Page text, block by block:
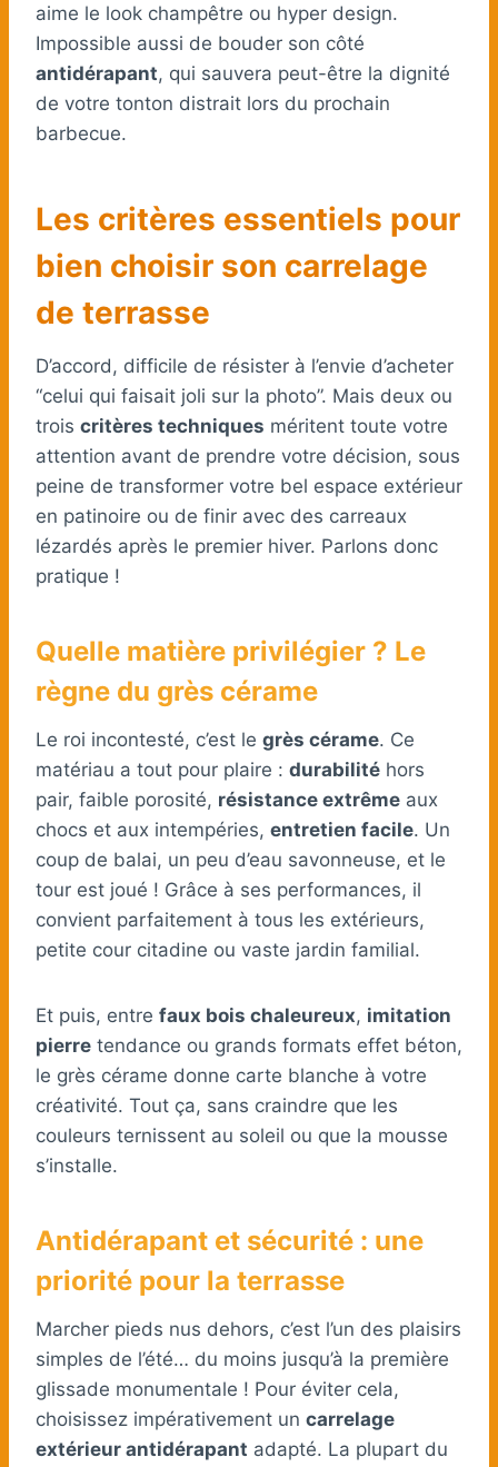
aime le look champêtre ou hyper design.
Impossible aussi de bouder son côté
antidérapant, qui sauvera peut-être la dignité
de votre tonton distrait lors du prochain
barbecue.
Les critères essentiels pour
bien choisir son carrelage
de terrasse
D’accord, difficile de résister à l’envie d’acheter
“celui qui faisait joli sur la photo”. Mais deux ou
trois critères techniques méritent toute votre
attention avant de prendre votre décision, sous
peine de transformer votre bel espace extérieur
en patinoire ou de finir avec des carreaux
lézardés après le premier hiver. Parlons donc
pratique !
Quelle matière privilégier ? Le
règne du grès cérame
Le roi incontesté, c’est le grès cérame. Ce
matériau a tout pour plaire : durabilité hors
pair, faible porosité, résistance extrême aux
chocs et aux intempéries, entretien facile. Un
coup de balai, un peu d’eau savonneuse, et le
tour est joué ! Grâce à ses performances, il
convient parfaitement à tous les extérieurs,
petite cour citadine ou vaste jardin familial.
Et puis, entre faux bois chaleureux, imitation
pierre tendance ou grands formats effet béton,
le grès cérame donne carte blanche à votre
créativité. Tout ça, sans craindre que les
couleurs ternissent au soleil ou que la mousse
s’installe.
Antidérapant et sécurité : une
priorité pour la terrasse
Marcher pieds nus dehors, c’est l’un des plaisirs
simples de l’été… du moins jusqu’à la première
glissade monumentale ! Pour éviter cela,
choisissez impérativement un carrelage
extérieur antidérapant adapté. La plupart du